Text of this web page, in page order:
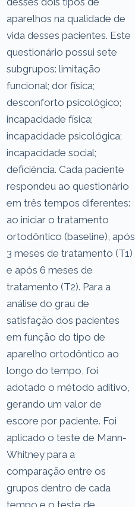
aparelhos na qualidade de
vida desses pacientes. Este
questionário possui sete
subgrupos: limitação
funcional; dor física;
desconforto psicológico;
incapacidade física;
incapacidade psicológica;
incapacidade social;
deficiência. Cada paciente
respondeu ao questionário
em três tempos diferentes:
ao iniciar o tratamento
ortodôntico (baseline), após
3 meses de tratamento (T1)
e após 6 meses de
tratamento (T2). Para a
análise do grau de
satisfação dos pacientes
em função do tipo de
aparelho ortodôntico ao
longo do tempo, foi
adotado o método aditivo,
gerando um valor de
escore por paciente. Foi
aplicado o teste de Mann-
Whitney para a
comparação entre os
grupos dentro de cada
tempo e o teste de